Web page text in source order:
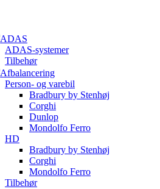
ADAS
ADAS-systemer
Tilbehør
Afbalancering
Person- og varebil
Bradbury by Stenhøj
Corghi
Dunlop
Mondolfo Ferro
HD
Bradbury by Stenhøj
Corghi
Mondolfo Ferro
Tilbehør